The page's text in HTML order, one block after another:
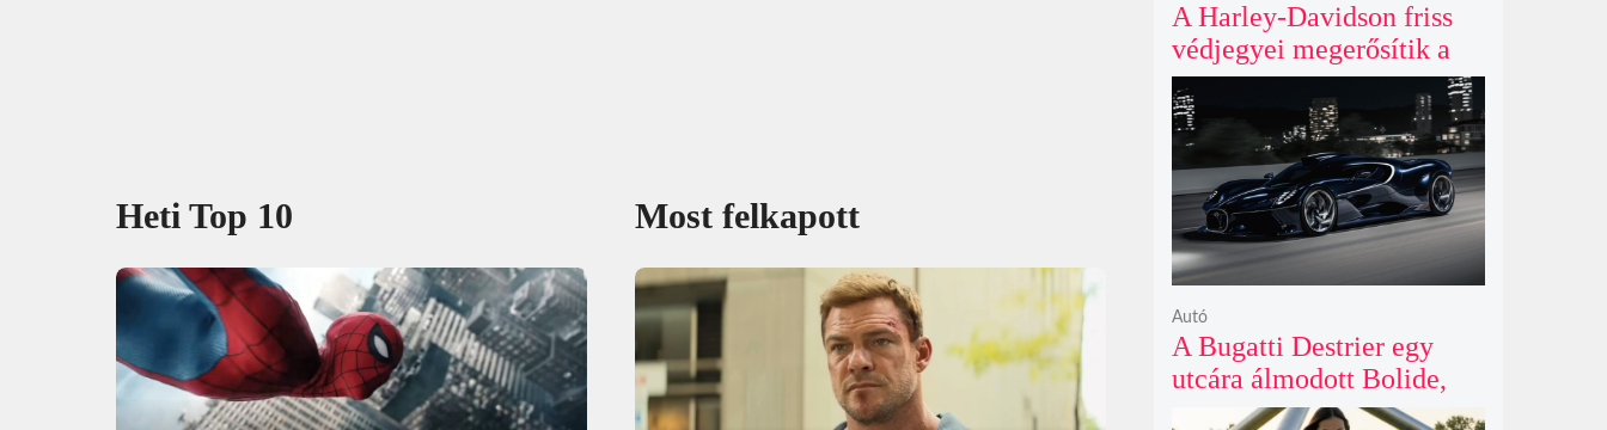
Heti Top 10 Most felkapott
A Harley-Davidson friss
védjegyei megerősítik a
lenyűgöző café racer és
flat tracker szériagyártását
A Bugatti Destrier egy
utcára álmodott Bolide,
ami a pályaautók
Autó